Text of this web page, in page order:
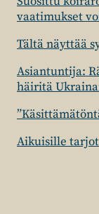
vaatimukset
Tältä näyttää
Asiantuntija:
häiritä
Aikuisille